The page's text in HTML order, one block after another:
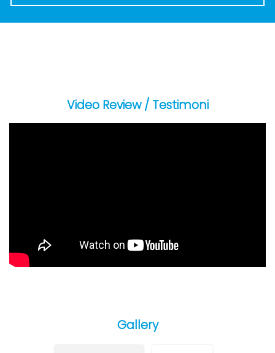
Video Review / Testimoni
Gallery